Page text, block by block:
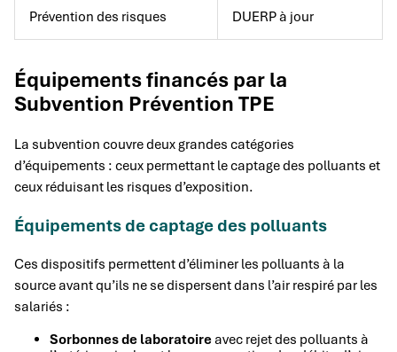
Prévention des risques DUERP à jour
Équipements financés par la
Subvention Prévention TPE
La subvention couvre deux grandes catégories
d’équipements : ceux permettant le captage des polluants et
ceux réduisant les risques d’exposition.
Équipements de captage des polluants
Ces dispositifs permettent d’éliminer les polluants à la
source avant qu’ils ne se dispersent dans l’air respiré par les
salariés :
Sorbonnes de laboratoireavec rejet des polluants à